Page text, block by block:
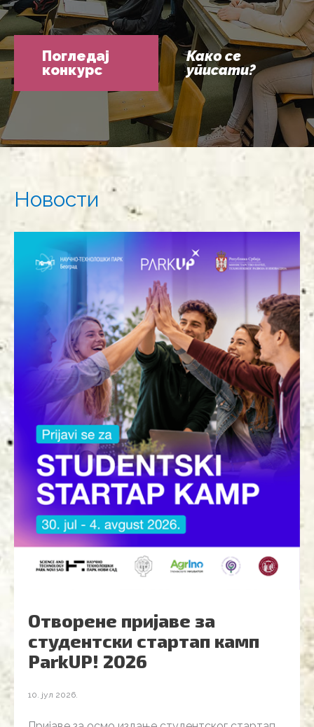
Погледај
конкурс
Како се
уписати?
Новости
Отворене пријаве за
студентски стартап камп
ParkUP! 2026
10. јул 2026.